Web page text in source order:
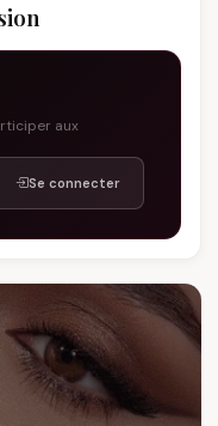
aux
Se connecter